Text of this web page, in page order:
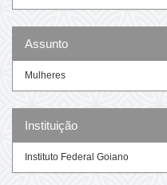
Assunto
Mulheres
Instituição
Instituto Federal Goiano